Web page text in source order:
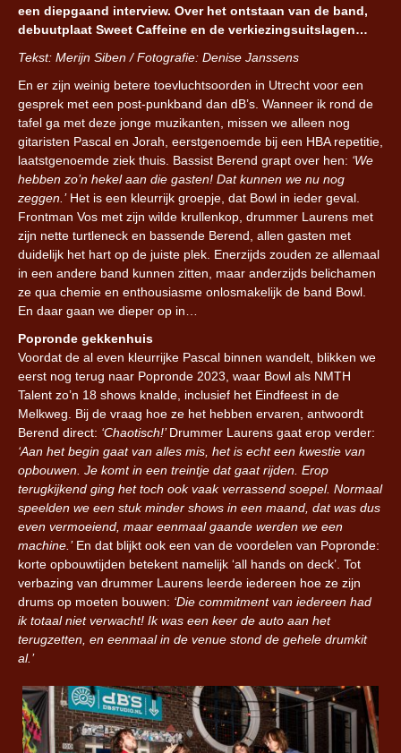
een diepgaand interview. Over het ontstaan van de band,
debuutplaat Sweet Caffeine en de verkiezingsuitslagen…
Tekst: Merijn Siben / Fotografie: Denise Janssens
En er zijn weinig betere toevluchtsoorden in Utrecht voor een
gesprek met een post-punkband dan dB’s. Wanneer ik rond de
tafel ga met deze jonge muzikanten, missen we alleen nog
gitaristen Pascal en Jorah, eerstgenoemde bij een HBA repetitie,
laatstgenoemde ziek thuis. Bassist Berend grapt over hen: ‘We
hebben zo’n hekel aan die gasten! Dat kunnen we nu nog
zeggen.’Het is een kleurrijk groepje, dat Bowl in ieder geval.
Frontman Vos met zijn wilde krullenkop, drummer Laurens met
zijn nette turtleneck en bassende Berend, allen gasten met
duidelijk het hart op de juiste plek. Enerzijds zouden ze allemaal
in een andere band kunnen zitten, maar anderzijds belichamen
ze qua chemie en enthousiasme onlosmakelijk de band Bowl.
En daar gaan we dieper op in…
Popronde gekkenhuis
Voordat de al even kleurrijke Pascal binnen wandelt, blikken we
eerst nog terug naar Popronde 2023, waar Bowl als NMTH
Talent zo’n 18 shows knalde, inclusief het Eindfeest in de
Melkweg. Bij de vraag hoe ze het hebben ervaren, antwoordt
Berend direct: ‘Chaotisch!’Drummer Laurens gaat erop verder:
‘Aan het begin gaat van alles mis, het is echt een kwestie van
opbouwen. Je komt in een treintje dat gaat rijden. Erop
terugkijkend ging het toch ook vaak verrassend soepel. Normaal
speelden we een stuk minder shows in een maand, dat was dus
even vermoeiend, maar eenmaal gaande werden we een
machine.’En dat blijkt ook een van de voordelen van Popronde:
korte opbouwtijden betekent namelijk ‘all hands on deck’. Tot
verbazing van drummer Laurens leerde iedereen hoe ze zijn
drums op moeten bouwen: ‘Die commitment van iedereen had
ik totaal niet verwacht! Ik was een keer de auto aan het
terugzetten, en eenmaal in de venue stond de gehele drumkit
al.’